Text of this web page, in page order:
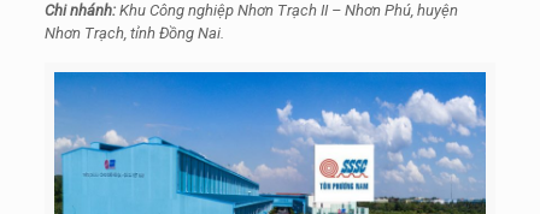
Chi nhánh:Khu Công nghiệp Nhơn Trạch II – Nhơn Phú, huyện
Nhơn Trạch, tỉnh Đồng Nai.